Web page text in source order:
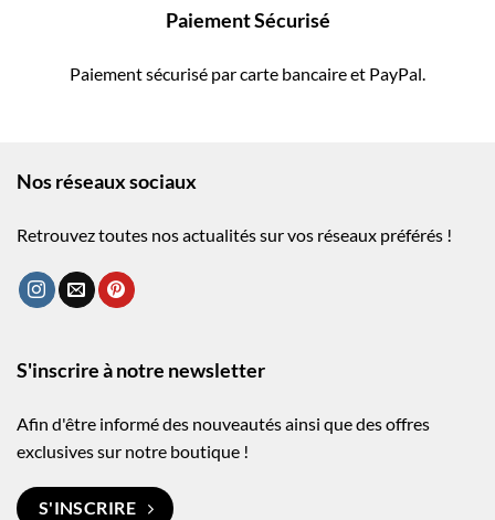
Paiement Sécurisé
Paiement sécurisé par carte bancaire et PayPal.
Nos réseaux sociaux
Retrouvez toutes nos actualités sur vos réseaux préférés !
S'inscrire à notre newsletter
Afin d'être informé des nouveautés ainsi que des offres
exclusives sur notre boutique !
S'INSCRIRE